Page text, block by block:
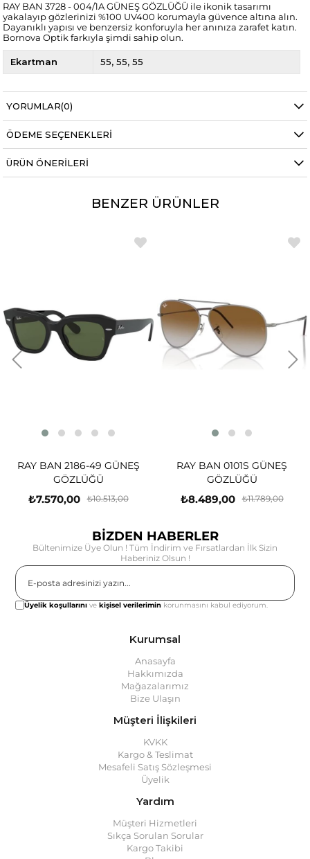
RAY BAN 3728 - 004/1A GÜNEŞ GÖZLÜĞÜ ile ikonik tasarımı
yakalayıp gözlerinizi %100 UV400 korumayla güvence altına alın.
Dayanıklı yapısı ve benzersiz konforuyla her anınıza zarafet katın.
Bornova Optik farkıyla şimdi sahip olun.
Ekartman 55 55 55
YORUMLAR(0)
ÖDEME SEÇENEKLERI
ÜRÜN ÖNERILERI
BENZER ÜRÜNLER
49 GÜNEŞ
₺10.513,00
RAY BAN 0101S GÜNEŞ
₺8.489,00 ₺11.789,00
RAY BAN
₺7.132,00
BİZDEN HABERLER
Bültenimize Üye Olun ! Tüm İndirim ve Fırsatlardan İlk Sizin
Haberiniz Olsun !
Üyelik koşullarını vekişisel verilerimin korunmasını kabul ediyorum.
Kurumsal
Anasayfa
Hakkımızda
Mağazalarımız
Bize Ulaşın
Müşteri İlişkileri
KVKK
Kargo & Teslimat
Mesafeli Satış Sözleşmesi
Üyelik
Yardım
Müşteri Hizmetleri
Sıkça Sorulan Sorular
Kargo Takibi